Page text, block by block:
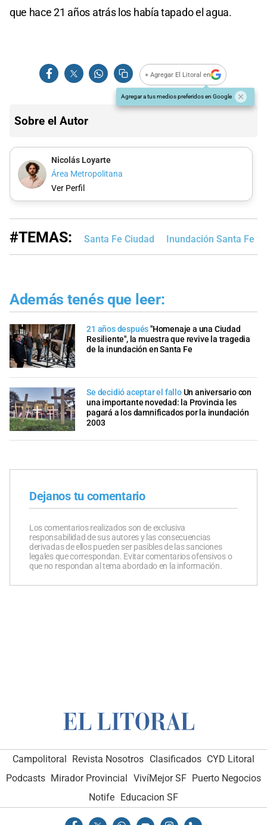
que hace 21 años atrás los había tapado el agua.
+ Agregar El Litoral en
Agregar a tus medios preferidos en Google
Sobre el Autor
Nicolás Loyarte
Área Metropolitana
Ver Perfil
#TEMAS: Santa Fe Ciudad Inundación Santa Fe
Además tenés que leer:
21 años después"Homenaje a una Ciudad
Resiliente", la muestra que revive la tragedia
de la inundación en Santa Fe
Se decidió aceptar el falloUn aniversario con
una importante novedad: la Provincia les
pagará a los damnificados por la inundación
2003
Dejanos tu comentario
Los comentarios realizados son de exclusiva
responsabilidad de sus autores y las consecuencias
derivadas de ellos pueden ser pasibles de las sanciones
legales que correspondan. Evitar comentarios ofensivos o
que no respondan al tema abordado en la información.
Campolitoral Revista Nosotros Clasificados CYD Litoral
Podcasts Mirador Provincial VivíMejor SF Puerto Negocios
Notife Educacion SF